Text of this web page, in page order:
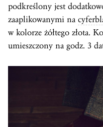
podkreślony jest
zaaplikowanymi na
w kolorze żółtego złota.
umieszczony na godz. 3